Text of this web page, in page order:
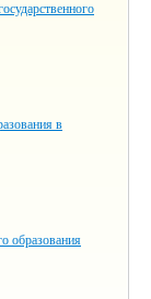
в
образования